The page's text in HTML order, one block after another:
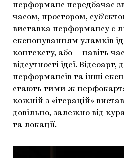
перформанс передбачає
часом, простором,
виставка перформансу є
експонуванням уламків
контексту, або — навіть
відсутності ідеї.
перформансів та інші
стають тими ж
кожній з «ітерацій»
довільно, залежно від
та локації.